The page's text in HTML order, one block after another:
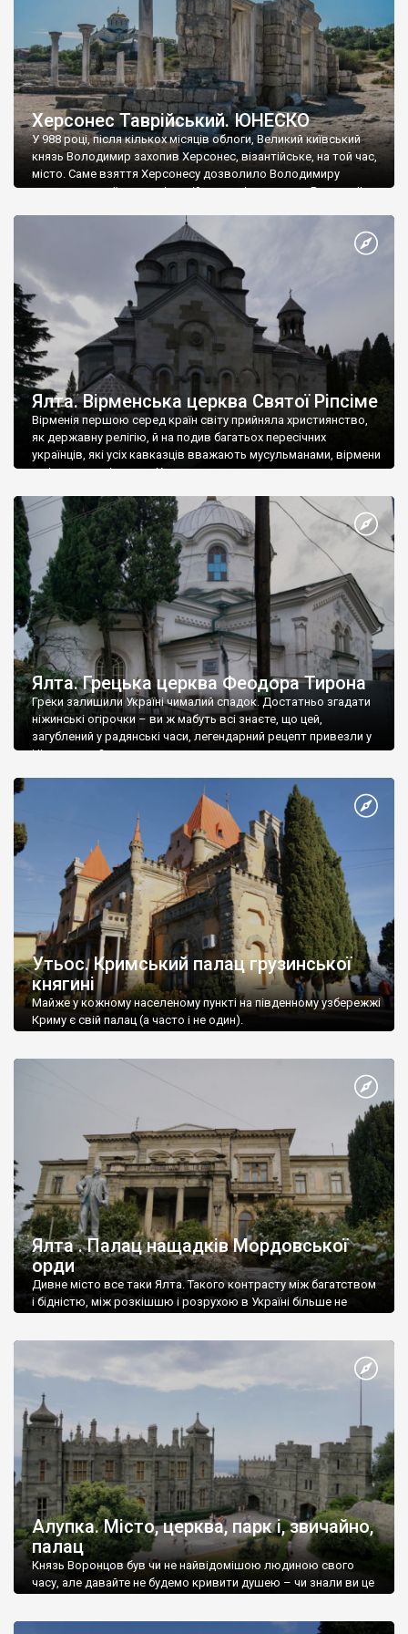
Херсонес Таврійський. ЮНЕСКО
У 988 році, після кількох місяців облоги, Великий київський
князь Володимир захопив Херсонес, візантійське, на той час,
місто. Саме взяття Херсонесу дозволило Володимиру
диктувати свої умови візантійському імператору Василю ІІ, та
Херсонесі Володимир-язичник, став Василем-християнином.
А потім було Хрещення Русі. На честь Херсонесу Таврійського
Ялта. Вірменська церква Святої Ріпсіме
Вірменія першою серед країн світу прийняла християнство,
як державну релігію, й на подив багатьох пересічних
українців, які усіх кавказців вважають мусульманами, вірмени
є відданими вірянами Христа
Ялта. Грецька церква Феодора Тирона
Греки залишили Україні чималий спадок. Достатньо згадати
ніжинські огірочки – ви ж мабуть всі знаєте, що цей,
загублений у радянські часи, легендарний рецепт привезли у
Ніжин греки?
Утьос. Кримський палац грузинської
княгині
Майже у кожному населеному пункті на південному узбережжі
Криму є свій палац (а часто і не один).
Ялта . Палац нащадків Мордовської
орди
Дивне місто все таки Ялта. Такого контрасту між багатством
і бідністю, між розкішшю і розрухою в Україні більше не
Алупка. Місто, церква, парк і, звичайно,
палац
Князь Воронцов був чи не найвідомішою людиною свого
часу, але давайте не будемо кривити душею – чи знали ви це